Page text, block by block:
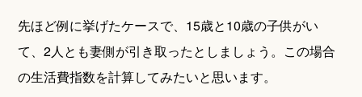
先ほど例に挙げたケースで、15歳と10歳の子供がい
て、2人とも妻側が引き取ったとしましょう。この場合
の生活費指数を計算してみたいと思います。